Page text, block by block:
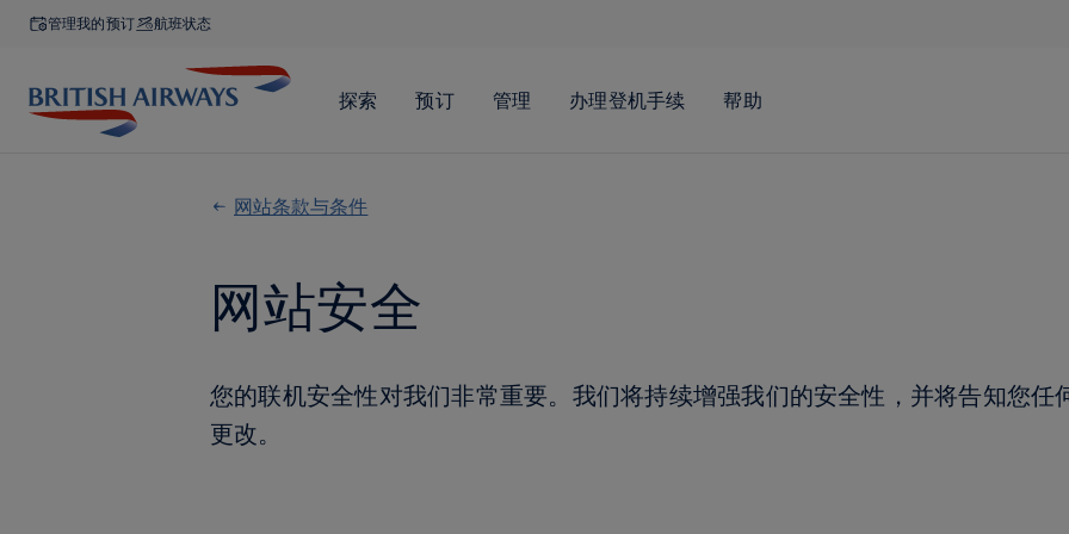
管理我的预订 航班状态
网站条款与条件
网站安全
您的联机安全性对我们非常重要。我们将持续增强我们的安全性，并将告知您任
更改。